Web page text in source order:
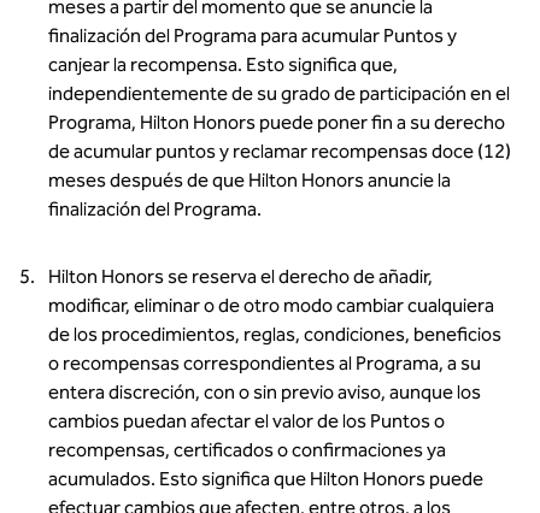
meses a partir del momento que se anuncie la
finalización del Programa para acumular Puntos y
canjear la recompensa. Esto significa que,
independientemente de su grado de participación en el
Programa, Hilton Honors puede poner fin a su derecho
de acumular puntos y reclamar recompensas doce (12)
meses después de que Hilton Honors anuncie la
finalización del Programa.
Hilton Honors se reserva el derecho de añadir,
modificar, eliminar o de otro modo cambiar cualquiera
de los procedimientos, reglas, condiciones, beneficios
o recompensas correspondientes al Programa, a su
entera discreción, con o sin previo aviso, aunque los
cambios puedan afectar el valor de los Puntos o
recompensas, certificados o confirmaciones ya
acumulados. Esto significa que Hilton Honors puede
efectuar cambios que afecten, entre otros, a los